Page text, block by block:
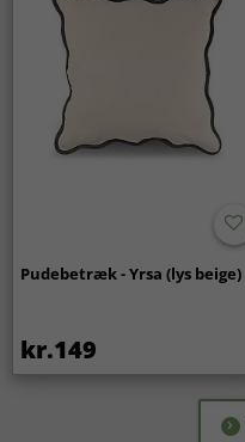
Pudebetræk - Yrsa (lys beige)
kr.149